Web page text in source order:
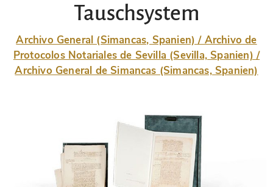
Tauschsystem
Archivo General (Simancas, Spanien) / Archivo de
Protocolos Notariales de Sevilla (Sevilla, Spanien) /
Archivo General de Simancas (Simancas, Spanien)